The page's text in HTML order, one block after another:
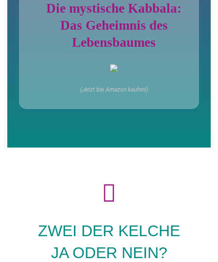
Die mystische Kabbala:
Das Geheimnis des
Lebensbaumes
(Jetzt bei Amazon kaufen!)
ZWEI DER KELCHE
JA ODER NEIN?